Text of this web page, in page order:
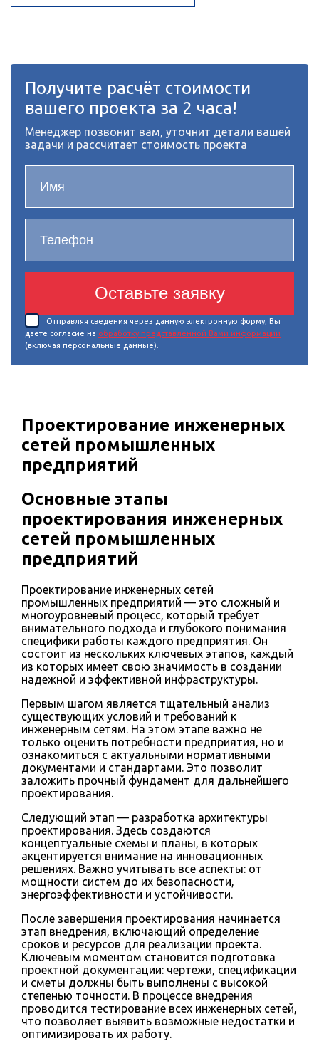
Получите расчёт стоимости
вашего проекта за 2 часа!
Менеджер позвонит вам, уточнит детали вашей
задачи и рассчитает стоимость проекта
Оставьте заявку
Отправляя сведения через данную электронную форму, Вы
даете согласие на обработку представленной Вами информации
(включая персональные данные).
Проектирование инженерных
сетей промышленных
предприятий
Основные этапы
проектирования инженерных
сетей промышленных
предприятий
Проектирование инженерных сетей
промышленных предприятий — это сложный и
многоуровневый процесс, который требует
внимательного подхода и глубокого понимания
специфики работы каждого предприятия. Он
состоит из нескольких ключевых этапов, каждый
из которых имеет свою значимость в создании
надежной и эффективной инфраструктуры.
Первым шагом является тщательный анализ
существующих условий и требований к
инженерным сетям. На этом этапе важно не
только оценить потребности предприятия, но и
ознакомиться с актуальными нормативными
документами и стандартами. Это позволит
заложить прочный фундамент для дальнейшего
проектирования.
Следующий этап — разработка архитектуры
проектирования. Здесь создаются
концептуальные схемы и планы, в которых
акцентируется внимание на инновационных
решениях. Важно учитывать все аспекты: от
мощности систем до их безопасности,
энергоэффективности и устойчивости.
После завершения проектирования начинается
этап внедрения, включающий определение
сроков и ресурсов для реализации проекта.
Ключевым моментом становится подготовка
проектной документации: чертежи, спецификации
и сметы должны быть выполнены с высокой
степенью точности. В процессе внедрения
проводится тестирование всех инженерных сетей,
что позволяет выявить возможные недостатки и
оптимизировать их работу.